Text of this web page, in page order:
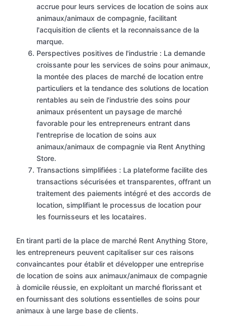
accrue pour leurs services de location de soins aux
animaux/animaux de compagnie, facilitant
l'acquisition de clients et la reconnaissance de la
marque.
Perspectives positives de l'industrie : La demande
croissante pour les services de soins pour animaux,
la montée des places de marché de location entre
particuliers et la tendance des solutions de location
rentables au sein de l'industrie des soins pour
animaux présentent un paysage de marché
favorable pour les entrepreneurs entrant dans
l'entreprise de location de soins aux
animaux/animaux de compagnie via Rent Anything
Store.
Transactions simplifiées : La plateforme facilite des
transactions sécurisées et transparentes, offrant un
traitement des paiements intégré et des accords de
location, simplifiant le processus de location pour
les fournisseurs et les locataires.
En tirant parti de la place de marché Rent Anything Store,
les entrepreneurs peuvent capitaliser sur ces raisons
convaincantes pour établir et développer une entreprise
de location de soins aux animaux/animaux de compagnie
à domicile réussie, en exploitant un marché florissant et
en fournissant des solutions essentielles de soins pour
animaux à une large base de clients.